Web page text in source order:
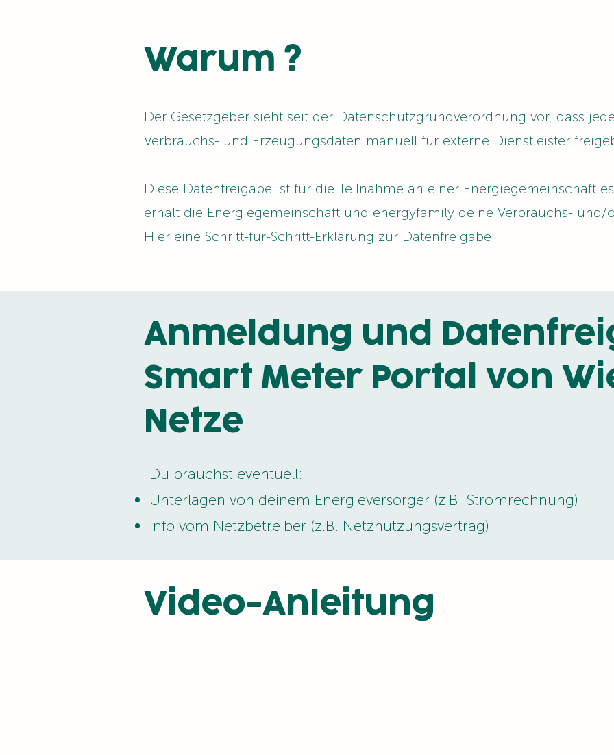
Warum ?
Der Gesetzgeber sieht seit der Datenschutzgrundverordnung vor, dass
Verbrauchs- und Erzeugungsdaten manuell für externe Dienstleister
Diese Datenfreigabe ist für die Teilnahme an einer Energiegemeinschaft
erhält die Energiegemeinschaft und energyfamily deine Verbrauchs- und/
Hier eine Schritt-für-Schritt-Erklärung zur Datenfreigabe:
Anmeldung und
Smart Meter Portal von
Netze
Du brauchst eventuell:
Unterlagen von deinem Energieversorger (z.B. Stromrechnung)
Info vom Netzbetreiber (z.B. Netznutzungsvertrag)
Video-Anleitung